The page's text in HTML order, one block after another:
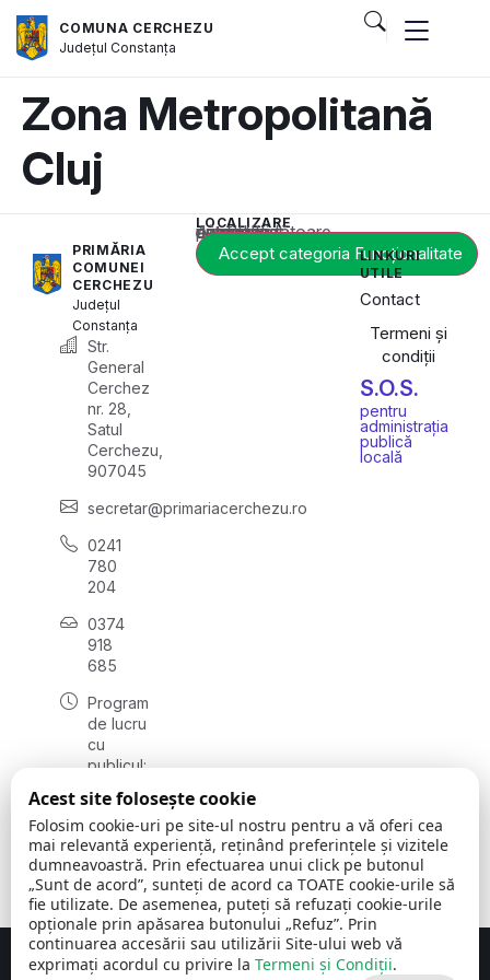
COMUNA CERCHEZU
JudețulConstanța
Zona Metropolitană
Cluj
PRIMĂRIA
COMUNEI
CERCHEZU
Județul
Constanța
Str.
General
Cerchez
nr. 28,
Satul
Cerchezu,
907045
secretar@primariacerchezu.ro
0241
780
204
0374
918
685
Program
de lucru
cu
publicul:
08:00 -
16:30
, vineri:
08:00 -
14:00
LOCALIZARE
Acest conținut este blocat până când acceptați categoria corespunzătoare de cookie-uri.
Accept categoria Funcționalitate
LINKURI
UTILE
Contact
Termeni și
condiții
S.O.S.
pentru
administrația
publică
locală
Concept realizat de Big Media Relații Publice SRL
Acest site folosește cookie
Folosim cookie-uri pe site-ul nostru pentru a vă oferi cea
mai relevantă experiență, reținând preferințele și vizitele
dumneavoastră. Prin efectuarea unui click pe butonul
„Sunt de acord”, sunteți de acord ca TOATE cookie-urile să
fie utilizate. De asemenea, puteți să refuzați cookie-urile
opționale prin apăsarea butonului „Refuz”. Prin
continuarea accesării sau utilizării Site-ului web vă
exprimați acordul cu privire la Termeni și Condiții.